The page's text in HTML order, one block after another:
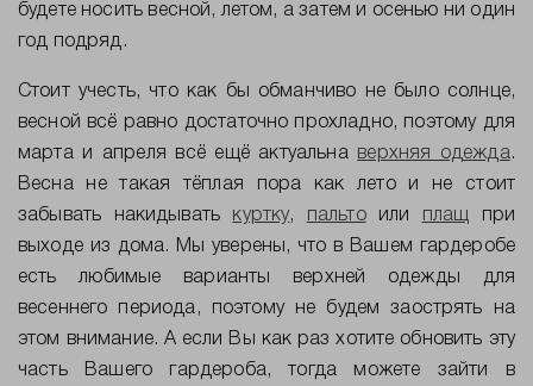
будете носить весной, летом, а затем и осенью ни один
год подряд.
Стоит учесть, что как бы обманчиво не было солнце,
весной всё равно достаточно прохладно, поэтому для
марта и апреля всё ещё актуальна верхняя одежда.
Весна не такая тёплая пора как лето и не стоит
забывать накидывать куртку, пальтоили плащ
при
выходе из дома. Мы уверены, что в Вашем гардеробе
есть любимые варианты верхней одежды для
весеннего периода, поэтому не будем заострять на
этом внимание. А если Вы как раз хотите обновить эту
часть Вашего гардероба, тогда можете зайти в